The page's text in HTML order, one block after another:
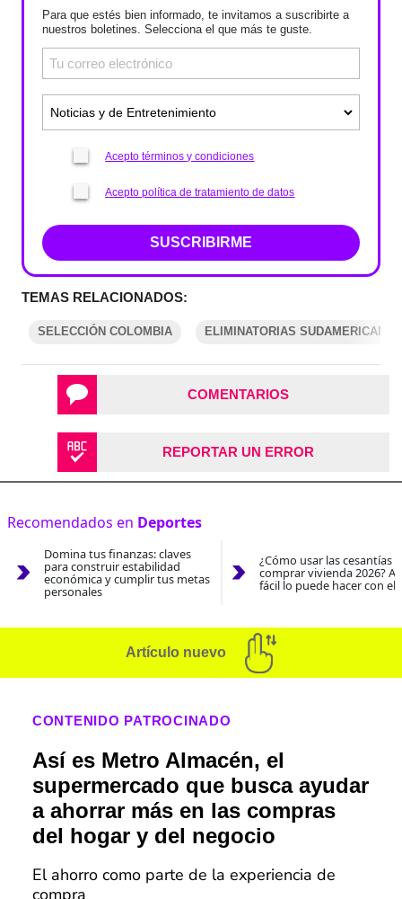
Para que estés bien informado, te invitamos a suscribirte a
nuestros boletines. Selecciona el que más te guste.
Acepto términos y condiciones
Acepto política de tratamiento de datos
SUSCRIBIRME
TEMAS RELACIONADOS:
SELECCIÓN COLOMBIA ELIMINATORIAS SUDAMERICANAS
COMENTARIOS
REPORTAR UN ERROR
Recomendados en Deportes
Domina tus finanzas: claves
para construir estabilidad
económica y cumplir tus metas
personales
¿Cómo usar las cesantías
comprar vivienda 2026?
fácil lo puede hacer con el
Artículo nuevo
CONTENIDO PATROCINADO
Así es Metro Almacén, el
supermercado que busca ayudar
a ahorrar más en las compras
del hogar y del negocio
El ahorro como parte de la experiencia de
compra